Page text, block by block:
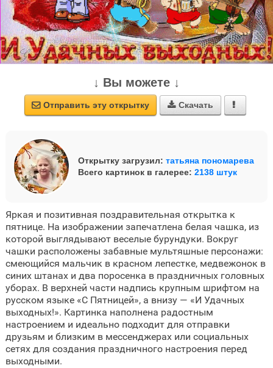
↓ Вы можете ↓
 Отправить эту открытку  Скачать 
Открытку загрузил: татьяна пономарева
Всего картинок в галерее: 2138 штук
Яркая и позитивная поздравительная открытка к
пятнице. На изображении запечатлена белая чашка, из
которой выглядывают веселые бурундуки. Вокруг
чашки расположены забавные мультяшные персонажи:
смеющийся мальчик в красном лепестке, медвежонок в
синих штанах и два поросенка в праздничных головных
уборах. В верхней части надпись крупным шрифтом на
русском языке «С Пятницей», а внизу — «И Удачных
выходных!». Картинка наполнена радостным
настроением и идеально подходит для отправки
друзьям и близким в мессенджерах или социальных
сетях для создания праздничного настроения перед
выходными.